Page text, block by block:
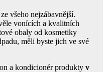
všeho nejzábavnější.
vonících a kvalitních
obaly od kosmetiky
měli byste jich ve své
a kondicionér produkty v